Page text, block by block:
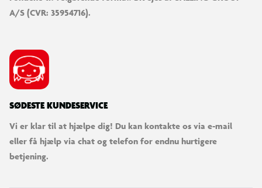
A/S (CVR: 35954716).
SØDESTE KUNDESERVICE
Vi er klar til at hjælpe dig! Du kan kontakte os via e-mail
eller få hjælp via chat og telefon for endnu hurtigere
betjening.